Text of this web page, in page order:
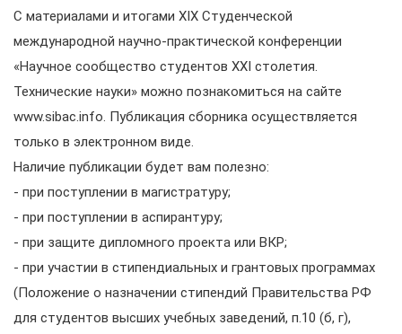
С материалами и итогами XIX Студенческой
международной научно-практической конференции
«Научное сообщество студентов XXI столетия.
Технические науки» можно познакомиться на сайте
www.sibac.info. Публикация сборника осуществляется
только в электронном виде.
Наличие публикации будет вам полезно:
- при поступлении в магистратуру;
- при поступлении в аспирантуру;
- при защите дипломного проекта или ВКР;
- при участии в стипендиальных и грантовых программах
(Положение о назначении стипендий Правительства РФ
для студентов высших учебных заведений, п.10 (б, г),